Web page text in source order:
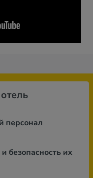
персонал
безопасность их